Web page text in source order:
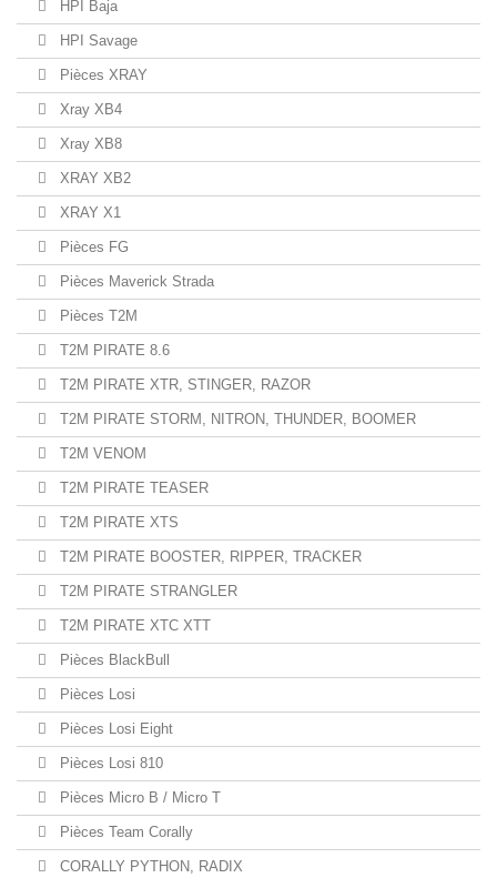
HPI Baja
HPI Savage
Pièces XRAY
Xray XB4
Xray XB8
XRAY XB2
XRAY X1
Pièces FG
Pièces Maverick Strada
Pièces T2M
T2M PIRATE 8.6
T2M PIRATE XTR, STINGER, RAZOR
T2M PIRATE STORM, NITRON, THUNDER, BOOMER
T2M VENOM
T2M PIRATE TEASER
T2M PIRATE XTS
T2M PIRATE BOOSTER, RIPPER, TRACKER
T2M PIRATE STRANGLER
T2M PIRATE XTC XTT
Pièces BlackBull
Pièces Losi
Pièces Losi Eight
Pièces Losi 810
Pièces Micro B / Micro T
Pièces Team Corally
CORALLY PYTHON, RADIX